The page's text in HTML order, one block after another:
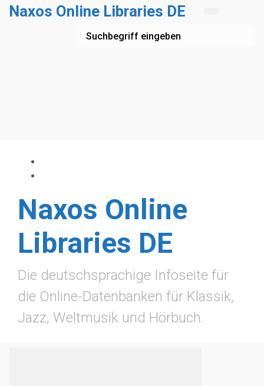
Zum Hauptinhalt springen
Naxos Online Libraries DE
Naxos Online
Libraries DE
Die deutschsprachige Infoseite für
die Online-Datenbanken für Klassik,
Jazz, Weltmusik und Hörbuch.